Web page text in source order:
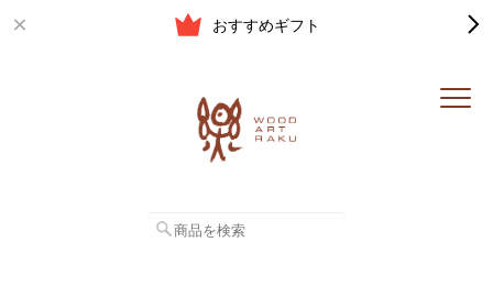
おすすめギフト